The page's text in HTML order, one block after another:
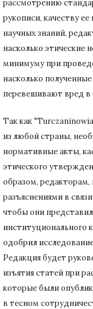
рассмотрению
рукописи, качеству
научных знаний,
насколько
минимуму при
насколько
перевешивают вред в
Так как
из любой страны,
нормативные акты,
этического
образом, редакторам,
разъяснениями в
чтобы они
институционального
одобрил
Редакция будет
изъятия статей при
которые были
в тесном